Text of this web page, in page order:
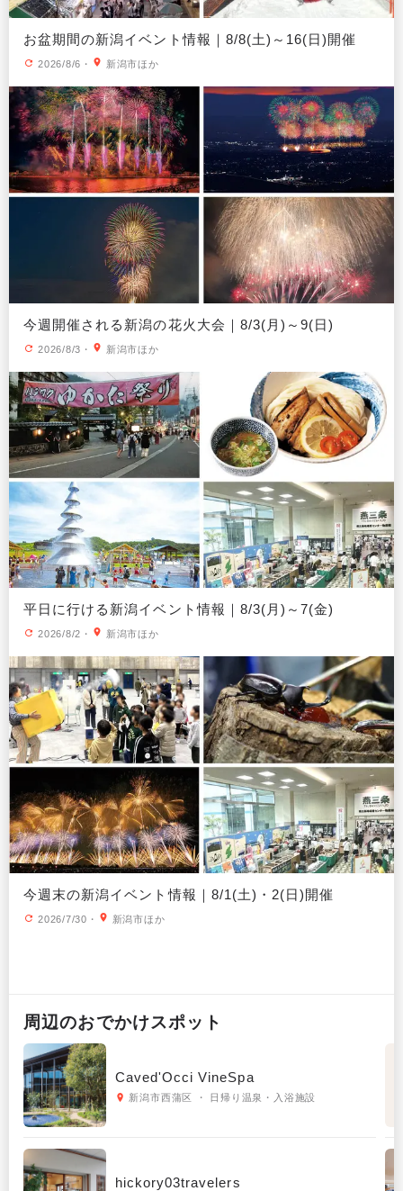
お盆期間の新潟イベント情報｜8/8(土)～16(日)開催
2026/8/6 ・ 新潟市ほか
今週開催される新潟の花火大会｜8/3(月)～9(日)
2026/8/3 ・ 新潟市ほか
平日に行ける新潟イベント情報｜8/3(月)～7(金)
2026/8/2 ・ 新潟市ほか
今週末の新潟イベント情報｜8/1(土)・2(日)開催
2026/7/30 ・ 新潟市ほか
周辺のおでかけスポット
Caved'Occi VineSpa
新潟市西蒲区 ・ 日帰り温泉・入浴施設
hickory03travelers